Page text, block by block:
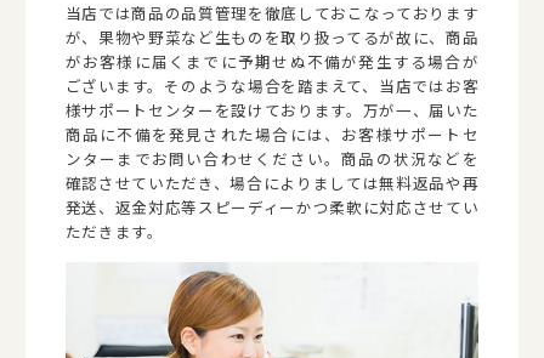
当店では商品の品質管理を徹底しておこなっております
が、果物や野菜など生ものを取り扱ってるが故に、商品
がお客様に届くまでに予期せぬ不備が発生する場合が
ございます。そのような場合を踏まえて、当店ではお客
様サポートセンターを設けております。万が一、届いた
商品に不備を発見された場合には、お客様サポートセ
ンターまでお問い合わせください。商品の状況などを
確認させていただき、場合によりましては無料返品や再
発送、返金対応等スピーディーかつ柔軟に対応させてい
ただきます。